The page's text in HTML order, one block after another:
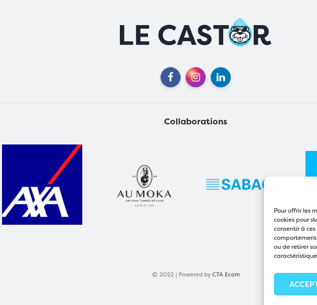
Pour offrir les
cookies pour
consentir à
comportement
ou de retirer
Collaborations
2022 | Powered byCTA Ecom